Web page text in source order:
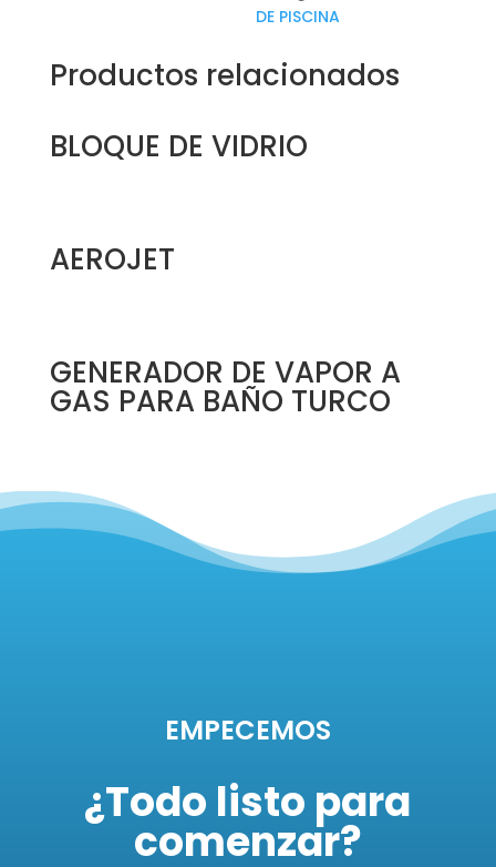
DE PISCINA
Productos relacionados
BLOQUE DE VIDRIO
AEROJET
GENERADOR DE VAPOR A
GAS PARA BAÑO TURCO
EMPECEMOS
¿Todo listo para
comenzar?